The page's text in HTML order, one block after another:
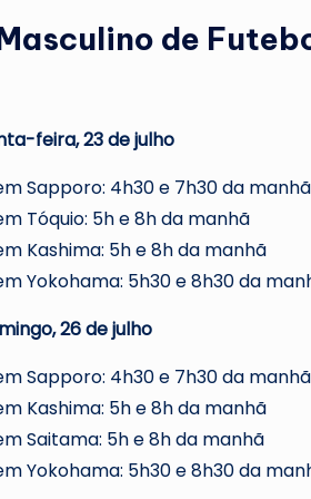
de
feira, 23 de julho
Sapporo: 4h30 e 7h30 da manhã
Tóquio: 5h e 8h da manhã
Kashima: 5h e 8h da manhã
Yokohama: 5h30 e 8h30 da
26 de julho
Sapporo: 4h30 e 7h30 da manhã
Kashima: 5h e 8h da manhã
Saitama: 5h e 8h da manhã
Yokohama: 5h30 e 8h30 da